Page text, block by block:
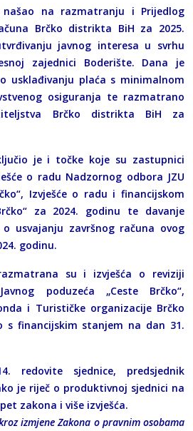
našao na razmatranju i Prijedlog
Brčko distrikta BiH za 2025.
javnog interesa u svrhu
zajednici Boderište. Dana je
usklađivanju plaća s minimalnom
osiguranja te razmatrano
Brčko distrikta BiH za
je i točke koje su zastupnici
o radu Nadzornog odbora JZU
Izvješće o radu i financijskom
za 2024. godinu te davanje
usvajanju završnog računa ovog
godinu.
su i izvješća o reviziji
poduzeća „Ceste Brčko“,
i Turističke organizacije Brčko
s financijskim stanjem na dan 31.
redovite sjednice, predsjednik
je riječ o produktivnoj sjednici na
zakona i više izvješća.
izmjene Zakona o pravnim osobama